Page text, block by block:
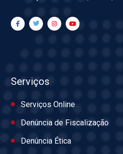
Serviços
Serviços Online
Denúncia de Fiscalização
Denúncia Ética